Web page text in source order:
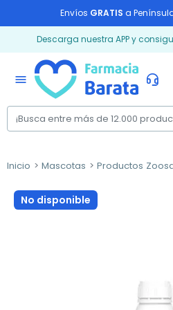
Envíos GRATIS a
Descarga nuestra APP y
menu
Inicio Mascotas Productos
No disponible